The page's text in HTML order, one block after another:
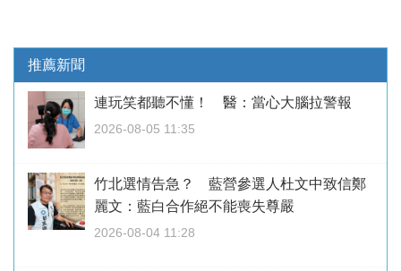
推薦新聞
連玩笑都聽不懂！ 醫：當心大腦拉警報
2026-08-05 11:35
竹北選情告急？ 藍營參選人杜文中致信鄭
麗文：藍白合作絕不能喪失尊嚴
2026-08-04 11:28